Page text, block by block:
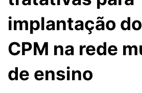
implantação
CPM na rede
de ensino